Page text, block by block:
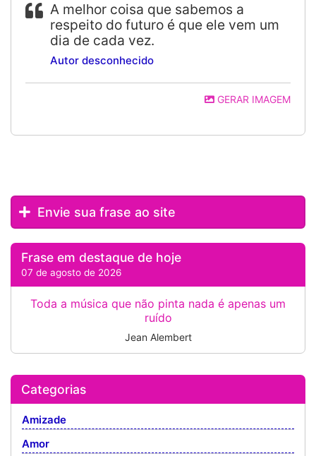
A melhor coisa que sabemos a
respeito do futuro é que ele vem um
dia de cada vez.
Autor desconhecido
GERAR IMAGEM
Envie sua frase ao site
Frase em destaque de hoje
07 de agosto de 2026
Toda a música que não pinta nada é apenas um
ruído
Jean Alembert
Categorias
Amizade
Amor